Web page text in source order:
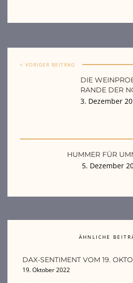
< VORIGER BEITRAG
DIE
RANDE DER
3. Dezember
HUMMER FÜR
5. Dezember
ÄHNLICHE
DAX-SENTIMENT VOM 19.
19. Oktober 2022